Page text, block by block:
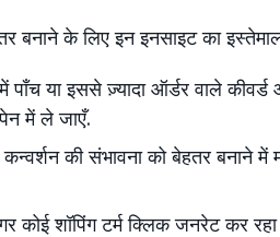
बनाने के लिए इन इनसाइट का
पाँच या इससे ज़्यादा ऑर्डर वाले
में ले जाएँ.
कन्वर्शन की संभावना को बेहतर बनाने में
कोई शॉपिंग टर्म क्लिक जनरेट कर